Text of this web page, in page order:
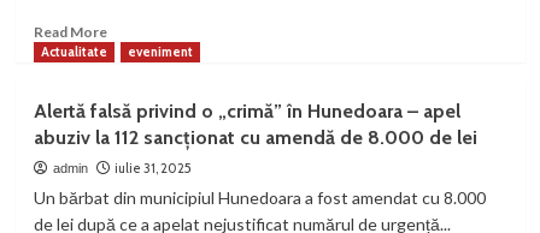
orele
Read MoreRead
more
incendiu
cabana
Popasul
Haiducului,
Actualitate eveniment
Alertă falsă privind o „crimă” în Hunedoara – apel
abuziv la 112 sancționat cu amendă de 8.000 de lei
admin iulie 31, 2025
Un bărbat din municipiul Hunedoara a fost amendat cu 8.000
de lei după ce a apelat nejustificat numărul de urgență...